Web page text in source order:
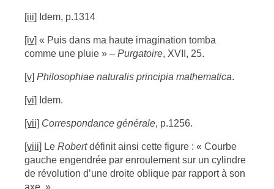
[iii] Idem, p.1314
[iv] « Puis dans ma haute imagination tomba
comme une pluie » – Purgatoire, XVII, 25.
[v] Philosophiae naturalis principia mathematica.
[vi] Idem.
[vii] Correspondance générale, p.1256.
[viii] Le Robertdéfinit ainsi cette figure : « Courbe
gauche engendrée par enroulement sur un cylindre
de révolution d’une droite oblique par rapport à son